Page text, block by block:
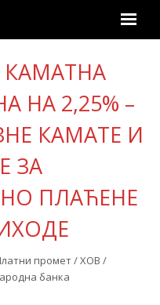
КАМАТНА
НА 2,25% –
КАМАТЕ И
ЗА
ПЛАЋЕНЕ
промет / ХОВ /
банка